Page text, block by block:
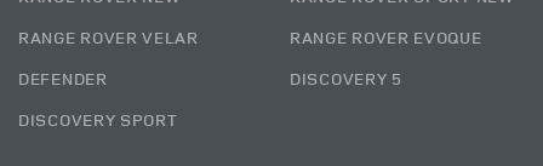
RANGE ROVER VELAR
RANGE ROVER EVOQUE
DEFENDER
DISCOVERY 5
DISCOVERY SPORT